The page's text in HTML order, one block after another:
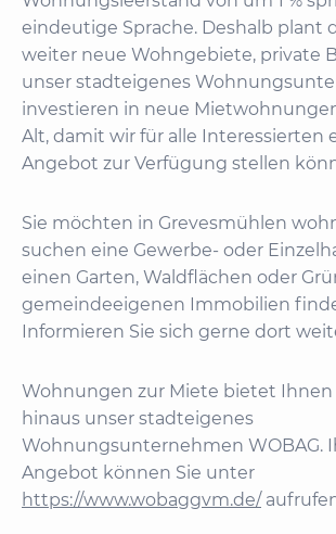
eindeutige Sprache. Deshalb plant
weiter neue Wohngebiete, private
unser stadteigenes
investieren in neue
Alt, damit wir für alle Interessierten
Angebot zur Verfügung stellen
Sie möchten in Grevesmühlen
suchen eine Gewerbe- oder
einen Garten, Waldflächen oder
gemeindeeigenen Immobilien
Informieren Sie sich gerne dort
Wohnungen zur Miete bietet Ihnen
hinaus unser stadteigenes
Wohnungsunternehmen WOBAG.
Angebot können Sie unter
https://www.wobaggvm.de/